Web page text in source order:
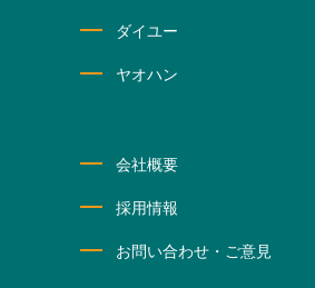
ダイユー
ヤオハン
会社概要
採用情報
お問い合わせ・ご意見